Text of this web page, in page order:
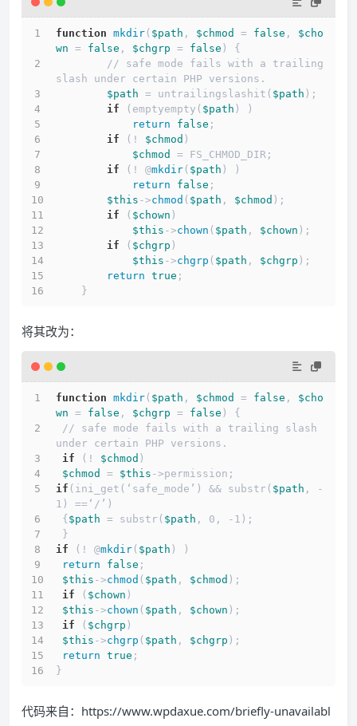
function mkdir ( $path , $chmod = false , $cho
wn = false , $chgrp = false ) {
slash under certain PHP versions.
$path = untrailingslashit( $path );
if (emptyempty( $path ) )
return
false ;
if (! $chmod )
$chmod
= FS_CHMOD_DIR;
if (! @mkdir ( $path ) )
return
false ;
$this ->chmod ( $path , $chmod );
if ( $chown )
$this ->chown ( $path , $chown );
if ( $chgrp )
$this ->chgrp ( $path , $chgrp );
return true ;
    }
将其改为：
function mkdir ( $path , $chmod = false , $cho
wn = false , $chgrp = false ) {
under certain PHP versions.
if (! $chmod )
$chmod
= $this ->permission;
if (ini_get(‘safe_mode’) && substr( $path , -
1) ==‘/’)
{ $path = substr( $path , 0, -1);
}
if (! @mkdir ( $path ) )
return
false ;
$this ->chmod ( $path , $chmod );
if ( $chown )
$this ->chown ( $path , $chown );
if ( $chgrp )
$this ->chgrp ( $path , $chgrp );
return true ;
}
代码来自：https://www.wpdaxue.com/briefly-unavailabl